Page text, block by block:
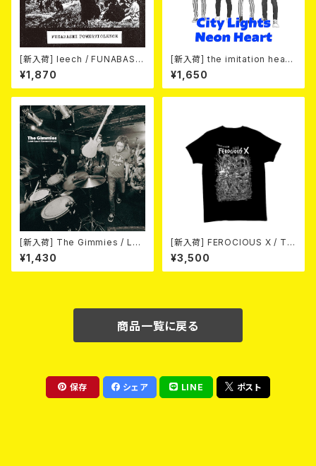
[新入荷] leech / FUNABASHI
POWERVIOLENCE (CD)
¥1,870
[新入荷] the imitation heart
s / City Lights Neon Heart
(7"EP)
¥1,650
[新入荷] The Gimmies / Los
t Last Recordings (7")
¥1,430
[新入荷] FEROCIOUS X / T S
HIRT
¥3,500
商品一覧に戻る
保存 シェア LINE ポスト